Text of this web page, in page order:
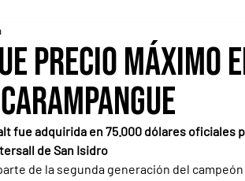
precio máximo
fue adquirida en 75.000 dólares oficiales
de San Isidro
de la segunda generación del campeón